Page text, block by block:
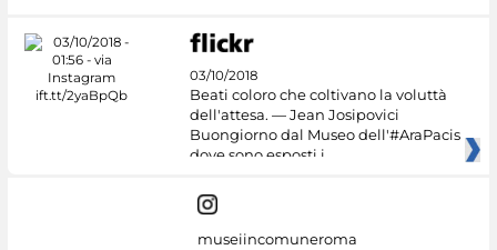
03/10/2018
Beati coloro che coltivano la voluttà
dell'attesa. — Jean Josipovici
Buongiorno dal Museo dell'#AraPacis
dove sono esposti i
museiincomuneroma